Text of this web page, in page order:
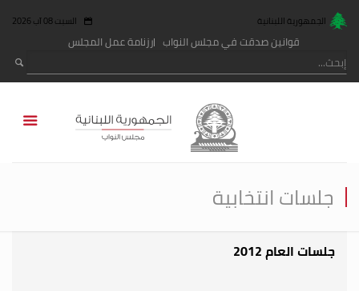
الجمهورية اللبنانية السبت 08 آب 2026
قوانين صدقت في مجلس النواب رزنامة عمل المجلس
جلسات انتخابية
جلسات العام 2012